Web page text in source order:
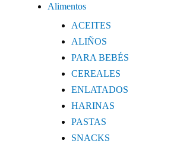
Alimentos
ACEITES
ALIÑOS
PARA BEBÉS
CEREALES
ENLATADOS
HARINAS
PASTAS
SNACKS